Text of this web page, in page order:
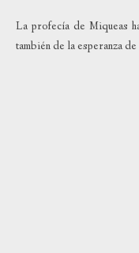
La profecía de Miqueas
también de la esperanza